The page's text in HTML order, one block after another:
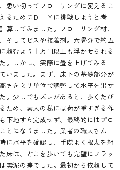
思い切ってフローリングに変えるこ
るためにＤＩＹに挑戦しようと考
算してみました。フローリング材、
そしてビスや接着剤。六畳分で約五
頼むより十万円以上も浮かせられる
。しかし、実際に畳を上げてみる
いました。まず、床下の基礎部分が
さをミリ単位で調整して水平を出す
。少しでもズレがあると、歩くたび
ため、素人の私には荷が重すぎる作
下地すら完成せず、最終的にはプロ
とになりました。業者の職人さん
に水平を確認し、手際よく根太を組
床は、どこを歩いても完璧にフラッ
雲泥の差でした。最初から依頼して